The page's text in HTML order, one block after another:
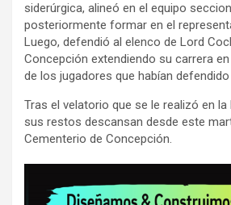
siderúrgica, alineó en el equipo
posteriormente formar en el
Luego, defendió al elenco de Lord
Concepción extendiendo su carrera
de los jugadores que habían
Tras el velatorio que se le realizó en la
sus restos descansan desde este
Cementerio de Concepción.